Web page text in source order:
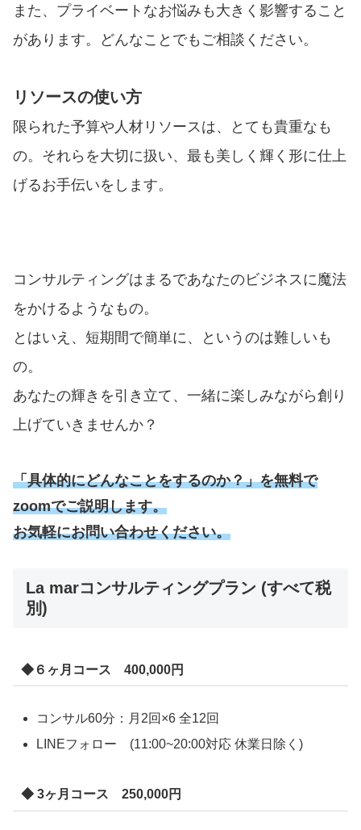
また、プライベートなお悩みも大きく影響すること
があります。どんなことでもご相談ください。
リソースの使い方
限られた予算や人材リソースは、とても貴重なも
の。それらを大切に扱い、最も美しく輝く形に仕上
げるお手伝いをします。
コンサルティングはまるであなたのビジネスに魔法
をかけるようなもの。
とはい え、短期間で簡単に、というのは難しいも
の。
あなたの輝きを引き立て 、一緒に楽しみながら創り
上げていきませんか？
「具体的にどんなことをするのか？」を無料で
zoomでご説明します。
お気軽にお問い合わせください。
La marコンサルティングプラン (すべて税
別)
◆６ヶ月コース 400,000円
コンサル60分：月2回×6 全12回
LINEフォロー (11:00~20:00対応 休業日除く)
◆ 3ヶ月コース 250,000円